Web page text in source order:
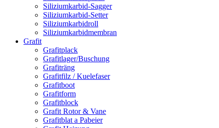
Siliziumkarbid-Sagger
Siliziumkarbid-Setter
Siliziumkarbidroll
Siliziumkarbidmembran
Grafit
Grafitplack
Grafitlager/Buschung
Grafiträng
Grafitfilz / Kuelefaser
Grafitboot
Grafitform
Grafitblock
Grafit Rotor & Vane
Grafitblat a Pabeier